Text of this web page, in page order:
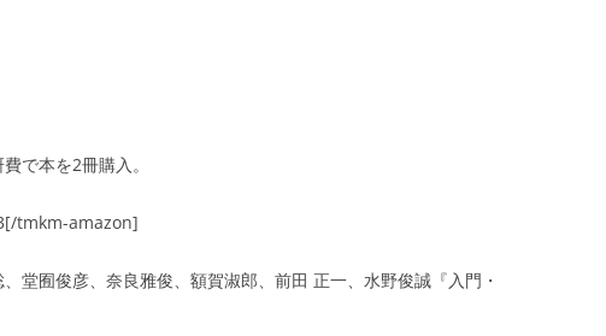
で本を2冊購入。
tmkm-amazon]
堂囿俊彦、奈良雅俊、額賀淑郎、前田 正一、水野俊誠『入門・